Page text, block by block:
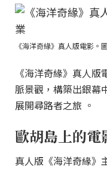
《海洋奇緣》真人版電影。
《海洋奇緣》真人
脈景觀，構築出銀幕
展開尋路者之旅 。
歐胡島上的電
真人版《海洋奇緣》